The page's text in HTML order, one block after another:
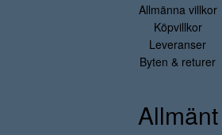
Allmänna villkor
Köpvillkor
Leveranser
Byten & returer
Allmänt